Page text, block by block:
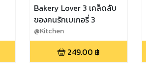
Bakery Lover 3 เคล็ดลับ
ของคนรักเบเกอรี่ 3
@Kitchen
249.00 ฿